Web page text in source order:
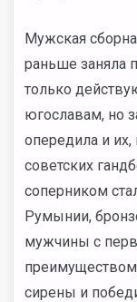
Мужская
раньше заняла
только
югославам, но
опередила и
советских
соперником
Румынии,
мужчины с
сирены и